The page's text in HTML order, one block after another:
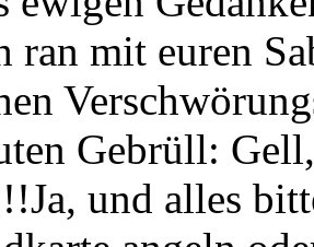
ran mit euren
Gebrüll:
und alles